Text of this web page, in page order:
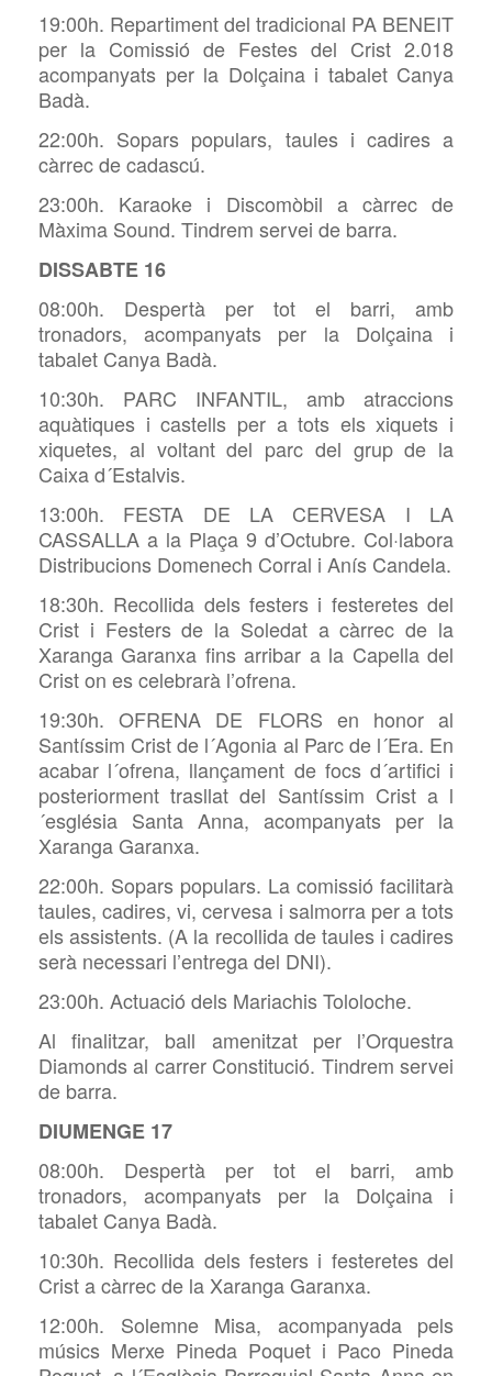
19:00h. Repartiment del tradicional PA BENEIT
per la Comissió de Festes del Crist 2.018
acompanyats per la Dolçaina i tabalet Canya
Badà.
22:00h. Sopars populars, taules i cadires a
càrrec de cadascú.
23:00h. Karaoke i Discomòbil a càrrec de
Màxima Sound. Tindrem servei de barra.
DISSABTE 16
08:00h. Despertà per tot el barri, amb
tronadors, acompanyats per la Dolçaina i
tabalet Canya Badà.
10:30h. PARC INFANTIL, amb atraccions
aquàtiques i castells per a tots els xiquets i
xiquetes, al voltant del parc del grup de la
Caixa d´Estalvis.
13:00h. FESTA DE LA CERVESA I LA
CASSALLA a la Plaça 9 d’Octubre. Col·labora
Distribucions Domenech Corral i Anís Candela.
18:30h. Recollida dels festers i festeretes del
Crist i Festers de la Soledat a càrrec de la
Xaranga Garanxa fins arribar a la Capella del
Crist on es celebrarà l’ofrena.
19:30h. OFRENA DE FLORS en honor al
Santíssim Crist de l´Agonia al Parc de l´Era. En
acabar l´ofrena, llançament de focs d´artifici i
posteriorment trasllat del Santíssim Crist a l
´església Santa Anna, acompanyats per la
Xaranga Garanxa.
22:00h. Sopars populars. La comissió facilitarà
taules, cadires, vi, cervesa i salmorra per a tots
els assistents. (A la recollida de taules i cadires
serà necessari l’entrega del DNI).
23:00h. Actuació dels Mariachis Tololoche.
Al finalitzar, ball amenitzat per l’Orquestra
Diamonds al carrer Constitució. Tindrem servei
de barra.
DIUMENGE 17
08:00h. Despertà per tot el barri, amb
tronadors, acompanyats per la Dolçaina i
tabalet Canya Badà.
10:30h. Recollida dels festers i festeretes del
Crist a càrrec de la Xaranga Garanxa.
12:00h. Solemne Misa, acompanyada pels
músics Merxe Pineda Poquet i Paco Pineda